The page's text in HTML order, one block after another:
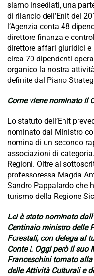
siamo insediati, una
di rilancio dell’Enit del
l’Agenzia conta 48
direttore finanza e
direttore affari giuridici e
circa 70 dipendenti
organico la nostra
definite dal Piano
Come viene nominato il
Lo statuto dell’Enit
nominato dal Ministro
nomina di un secondo
associazioni di
Regioni. Oltre al
professoressa Magda
Sandro Pappalardo che
turismo della Regione
Lei è stato nominato
Centinaio ministro delle
Forestali, con delega al
Conte I. Oggi però il suo
Franceschini tornato
delle Attività Culturali e